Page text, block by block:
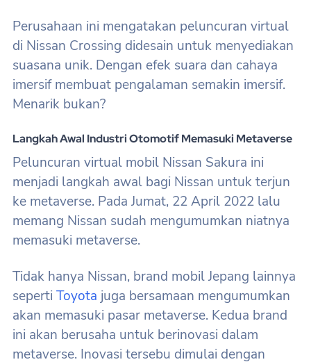
Perusahaan ini mengatakan peluncuran virtual
di Nissan Crossing didesain untuk menyediakan
suasana unik. Dengan efek suara dan cahaya
imersif membuat pengalaman semakin imersif.
Menarik bukan?
Langkah Awal Industri Otomotif Memasuki Metaverse
Peluncuran virtual mobil Nissan Sakura ini
menjadi langkah awal bagi Nissan untuk terjun
ke metaverse. Pada Jumat, 22 April 2022 lalu
memang Nissan sudah mengumumkan niatnya
memasuki metaverse.
Tidak hanya Nissan, brand mobil Jepang lainnya
sepertiToyota juga bersamaan mengumumkan
akan memasuki pasar metaverse. Kedua brand
ini akan berusaha untuk berinovasi dalam
metaverse. Inovasi tersebu dimulai dengan